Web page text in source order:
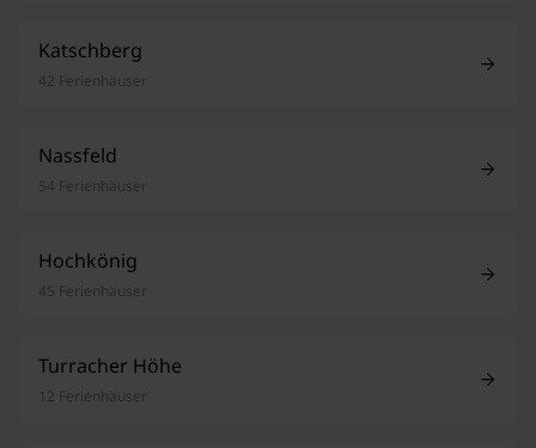
Katschberg
42 Ferienhäuser
Nassfeld
54 Ferienhäuser
Hochkönig
45 Ferienhäuser
Turracher Höhe
12 Ferienhäuser